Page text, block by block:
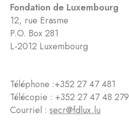
Fondation de Luxembourg
12, rue Erasme
P.O. Box 281
L-2012 Luxembourg
Téléphone :+352 27 47 481
Télécopie : +352 27 47 48 279
Courriel : secr@fdlux.lu